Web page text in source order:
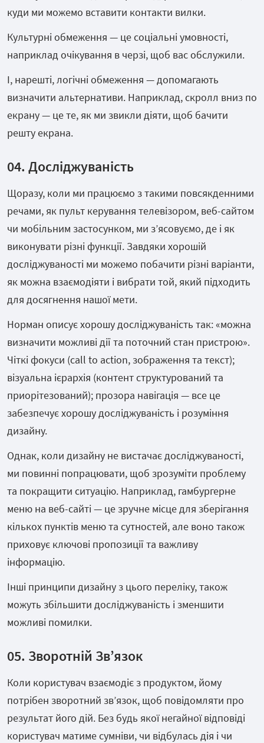
куди ми можемо вставити контакти вилки.
Культурні обмеження — це соціальні умовності,
наприклад очікування в черзі, щоб вас обслужили.
І, нарешті, логічні обмеження — допомагають
визначити альтернативи. Наприклад, скролл вниз по
екрану — це те, як ми звикли діяти, щоб бачити
решту екрана.
04. Досліджуваність
Щоразу, коли ми працюємо з такими повсякденними
речами, як пульт керування телевізором, веб-сайтом
чи мобільним застосунком, ми з’ясовуємо, де і як
виконувати різні функції. Завдяки хорошій
досліджуваності ми можемо побачити різні варіанти,
як можна взаємодіяти і вибрати той, який підходить
для досягнення нашої мети.
Норман описує хорошу досліджуваність так: «можна
визначити можливі дії та поточний стан пристрою».
Чіткі фокуси (call to action, зображення та текст);
візуальна ієрархія (контент структурований та
приорітезований); прозора навігація — все це
забезпечує хорошу досліджуваність і розуміння
дизайну.
Однак, коли дизайну не вистачає досліджуваності,
ми повинні попрацювати, щоб зрозуміти проблему
та покращити ситуацію. Наприклад, гамбургерне
меню на веб-сайті — це зручне місце для зберігання
кількох пунктів меню та сутностей, але воно також
приховує ключові пропозиції та важливу
інформацію.
Інші принципи дизайну з цього переліку, також
можуть збільшити досліджуваність і зменшити
можливі помилки.
05. Зворотній Зв’язок
Коли користувач взаємодіє з продуктом, йому
потрібен зворотний зв’язок, щоб повідомляти про
результат його дій. Без будь якої негайної відповіді
користувач матиме сумніви, чи відбулась дія і чи